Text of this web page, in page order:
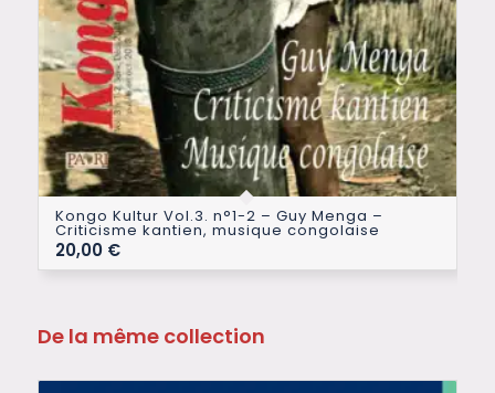
Kongo Kultur Vol.3. n°1-2 – Guy Menga –
Criticisme kantien, musique congolaise
20,00 €
De la même collection